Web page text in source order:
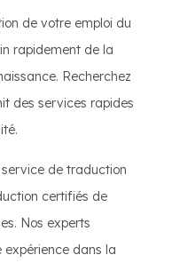
de votre emploi du
rapidement de la
Recherchez
des services rapides
de traduction
certifiés de
Nos experts
expérience dans la